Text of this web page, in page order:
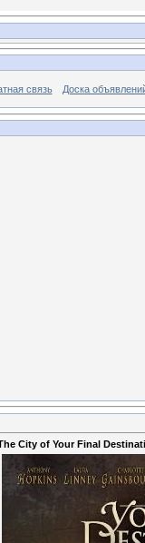
связь Доска
City of Your Final